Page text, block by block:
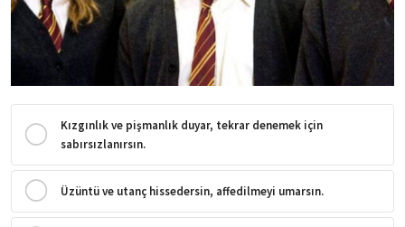
Kızgınlık ve pişmanlık duyar, tekrar denemek için
sabırsızlanırsın.
Üzüntü ve utanç hissedersin, affedilmeyi umarsın.